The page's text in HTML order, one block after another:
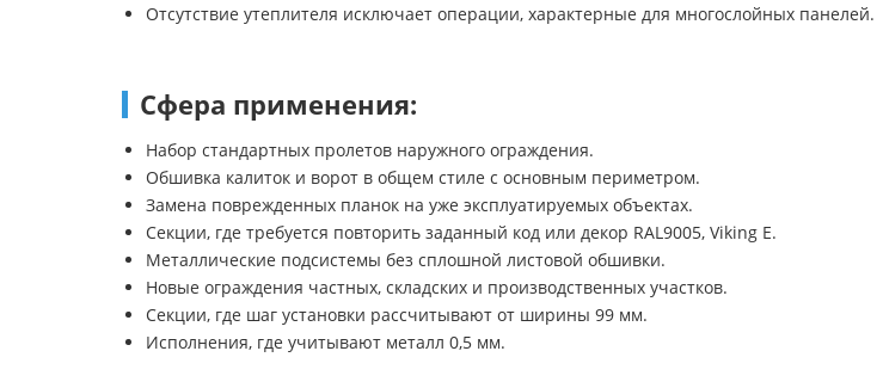
Отсутствие утеплителя исключает операции, характерные для многослойных панелей.
Сфера применения:
Набор стандартных пролетов наружного ограждения.
Обшивка калиток и ворот в общем стиле с основным периметром.
Замена поврежденных планок на уже эксплуатируемых объектах.
Секции, где требуется повторить заданный код или декор RAL9005, Viking E.
Металлические подсистемы без сплошной листовой обшивки.
Новые ограждения частных, складских и производственных участков.
Секции, где шаг установки рассчитывают от ширины 99 мм.
Исполнения, где учитывают металл 0,5 мм.